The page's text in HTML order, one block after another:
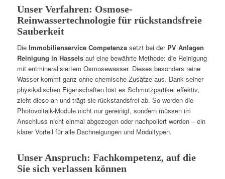
Unser Verfahren: Osmose-
Reinwassertechnologie für rückstandsfreie
Sauberkeit
Die Immobilienservice Competenzasetzt bei der PV Anlagen
Reinigung in Hasselsauf eine bewährte Methode: die Reinigung
mit entmineralisiertem Osmosewasser. Dieses besonders reine
Wasser kommt ganz ohne chemische Zusätze aus. Dank seiner
physikalischen Eigenschaften löst es Schmutzpartikel effektiv,
zieht diese an und trägt sie rückstandsfrei ab. So werden die
Photovoltaik-Module nicht nur gereinigt, sondern müssen im
Anschluss nicht einmal abgezogen oder nachpoliert werden – ein
klarer Vorteil für alle Dachneigungen und Modultypen.
Unser Anspruch: Fachkompetenz, auf die
Sie sich verlassen können